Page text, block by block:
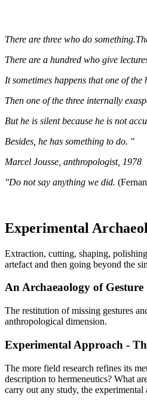
There are three who do
There are a hundred who give
It sometimes happens that one of
Then one of the three internally
But he is silent because he is not
Besides, he has something to do. "
Marcel Jousse, anthropologist, 1978
"Do not say anything we did.
Experimental
Extraction, cutting, shaping,
artefact and then going beyond the
An Archaeaology of Gesture
The restitution of missing gestures
anthropological dimension.
Experimental Approach -
The more field research refines its
description to hermeneutics? What
carry out any study, the